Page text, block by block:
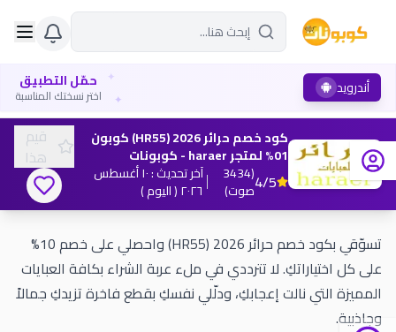
أندرويد حمّل التطبيق
اختر نسختك المناسبة
✦
✦
كود خصم حرائر 2026 (HR55) كوبون
01% لمتجر haraer - كوبونات
4/5
(
3434
صوت)
آخر تحديث: ١٠ أغسطس
٢٠٢٦( اليوم )
قيم
هذا
تسوّقي بكود خصم حرائر 2026 (HR55) واحصلي على خصم 10%
على كل اختياراتكِ. لا تترددي في ملء عربة الشراء بكافة العبايات
المميزة التي نالت إعجابكِ، ودلّلي نفسكِ بقطع فاخرة تزيدكِ جمالاً
وجاذبية.